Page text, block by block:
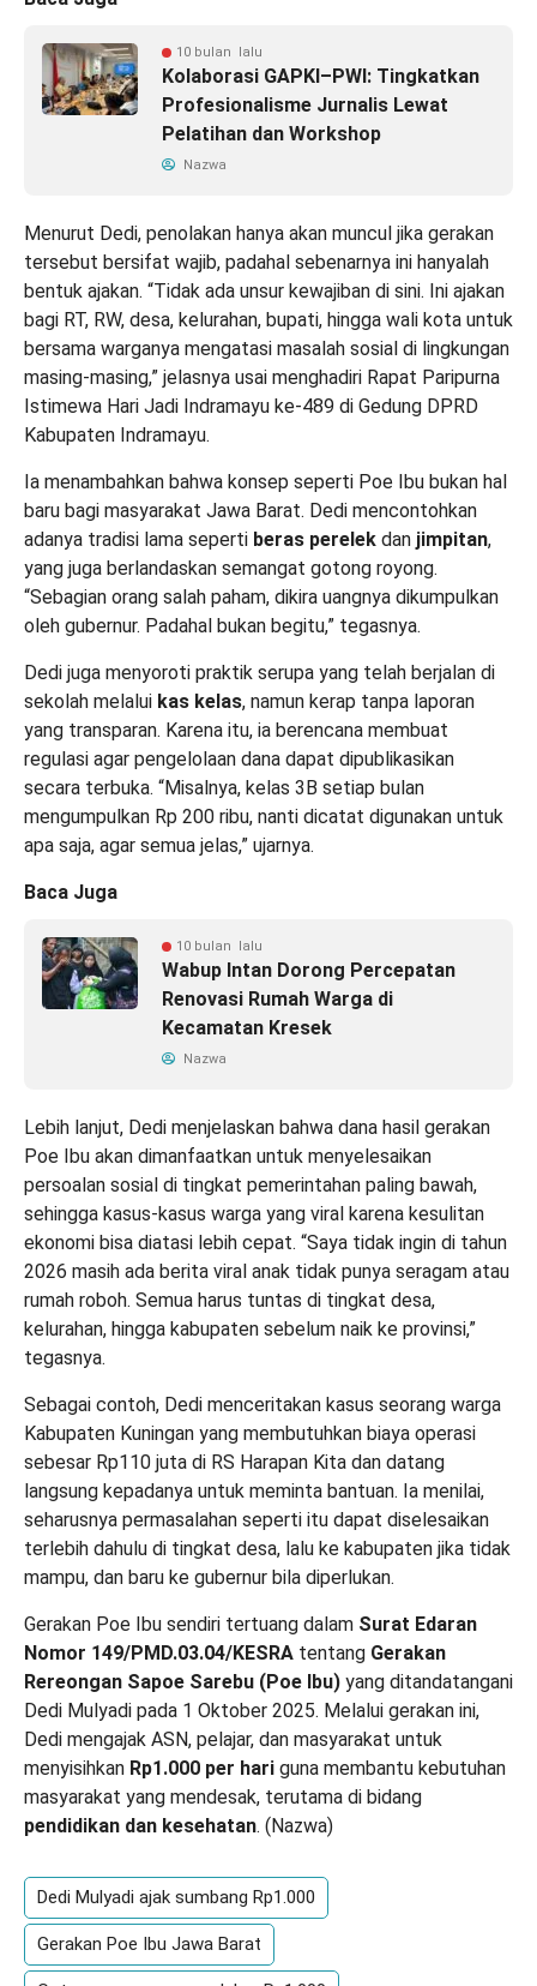
10 bulan lalu
Kolaborasi GAPKI–PWI: Tingkatkan
Profesionalisme Jurnalis Lewat
Pelatihan dan Workshop
Nazwa
Menurut Dedi, penolakan hanya akan muncul jika gerakan
tersebut bersifat wajib, padahal sebenarnya ini hanyalah
bentuk ajakan. “Tidak ada unsur kewajiban di sini. Ini ajakan
bagi RT, RW, desa, kelurahan, bupati, hingga wali kota untuk
bersama warganya mengatasi masalah sosial di lingkungan
masing-masing,” jelasnya usai menghadiri Rapat Paripurna
Istimewa Hari Jadi Indramayu ke-489 di Gedung DPRD
Kabupaten Indramayu.
Ia menambahkan bahwa konsep seperti Poe Ibu bukan hal
baru bagi masyarakat Jawa Barat. Dedi mencontohkan
adanya tradisi lama seperti beras perelek dan jimpitan,
yang juga berlandaskan semangat gotong royong.
“Sebagian orang salah paham, dikira uangnya dikumpulkan
oleh gubernur. Padahal bukan begitu,” tegasnya.
Dedi juga menyoroti praktik serupa yang telah berjalan di
sekolah melalui kas kelas, namun kerap tanpa laporan
yang transparan. Karena itu, ia berencana membuat
regulasi agar pengelolaan dana dapat dipublikasikan
secara terbuka. “Misalnya, kelas 3B setiap bulan
mengumpulkan Rp 200 ribu, nanti dicatat digunakan untuk
apa saja, agar semua jelas,” ujarnya.
Baca Juga
10 bulan lalu
Wabup Intan Dorong Percepatan
Renovasi Rumah Warga di
Kecamatan Kresek
Nazwa
Lebih lanjut, Dedi menjelaskan bahwa dana hasil gerakan
Poe Ibu akan dimanfaatkan untuk menyelesaikan
persoalan sosial di tingkat pemerintahan paling bawah,
sehingga kasus-kasus warga yang viral karena kesulitan
ekonomi bisa diatasi lebih cepat. “Saya tidak ingin di tahun
2026 masih ada berita viral anak tidak punya seragam atau
rumah roboh. Semua harus tuntas di tingkat desa,
kelurahan, hingga kabupaten sebelum naik ke provinsi,”
tegasnya.
Sebagai contoh, Dedi menceritakan kasus seorang warga
Kabupaten Kuningan yang membutuhkan biaya operasi
sebesar Rp110 juta di RS Harapan Kita dan datang
langsung kepadanya untuk meminta bantuan. Ia menilai,
seharusnya permasalahan seperti itu dapat diselesaikan
terlebih dahulu di tingkat desa, lalu ke kabupaten jika tidak
mampu, dan baru ke gubernur bila diperlukan.
Gerakan Poe Ibu sendiri tertuang dalam Surat Edaran
Nomor 149/PMD.03.04/KESRA tentang Gerakan
Rereongan Sapoe Sarebu (Poe Ibu) yang ditandatangani
Dedi Mulyadi pada 1 Oktober 2025. Melalui gerakan ini,
Dedi mengajak ASN, pelajar, dan masyarakat untuk
menyisihkan Rp1.000 per hari guna membantu kebutuhan
masyarakat yang mendesak, terutama di bidang
pendidikan dan kesehatan. ( Nazwa)
Dedi Mulyadi ajak sumbang Rp1.000
Gerakan Poe Ibu Jawa Barat